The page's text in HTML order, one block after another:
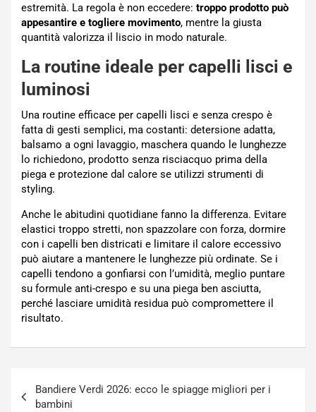
estremità. La regola è non eccedere: troppo prodotto può
appesantire e togliere movimento, mentre la giusta
quantità valorizza il liscio in modo naturale.
La routine ideale per capelli lisci e
luminosi
Una routine efficace per capelli lisci e senza crespo è
fatta di gesti semplici, ma costanti: detersione adatta,
balsamo a ogni lavaggio, maschera quando le lunghezze
lo richiedono, prodotto senza risciacquo prima della
piega e protezione dal calore se utilizzi strumenti di
styling.
Anche le abitudini quotidiane fanno la differenza. Evitare
elastici troppo stretti, non spazzolare con forza, dormire
con i capelli ben districati e limitare il calore eccessivo
può aiutare a mantenere le lunghezze più ordinate. Se i
capelli tendono a gonfiarsi con l’umidità, meglio puntare
su formule anti-crespo e su una piega ben asciutta,
perché lasciare umidità residua può compromettere il
risultato.
articoli
Bandiere Verdi 2026: ecco le spiagge migliori per i
bambini